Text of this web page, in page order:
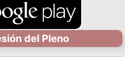
del Pleno